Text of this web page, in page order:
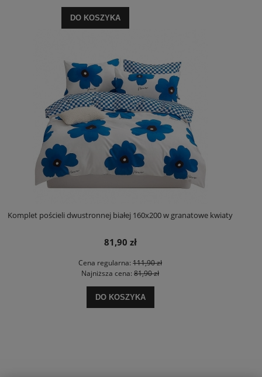
DO KOSZYKA
Komplet pościeli dwustronnej białej 160x200 w granatowe kwiaty
81,90 zł
Cena regularna: 111,90 zł
Najniższa cena: 81,90 zł
DO KOSZYKA